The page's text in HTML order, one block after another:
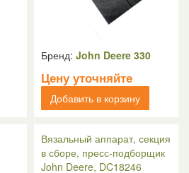
Бренд: John Deere 330
Цену уточняйте
Добавить в корзину
Вязальный аппарат, секция
в сборе, пресс-подборщик
John Deere, DC18246